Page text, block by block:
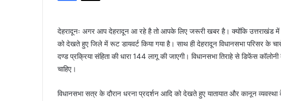
देहरादूनः अगर आप देहरादून आ रहे है तो आपके लिए जरूरी खबर है। क्योंकि उत्तराखंड
को देखते हुए जिले में रूट डायवर्ट किया गया है। साथ ही देहरादून विधानसभा परिसर के
दण्ड प्रक्रिया संहिता की धारा 144 लागू की जाएगी। विधानसभा तिराहे से डिफेंस
चाहिए।
विधानसभा सत्र के दौरान धरना प्रदर्शन आदि को देखते हुए यातायात और कानून व्यवस्था के